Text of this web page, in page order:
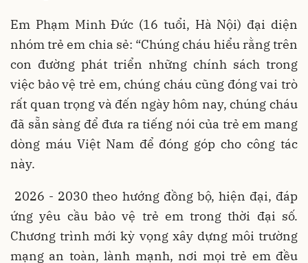
Em Phạm Minh Đức (16 tuổi, Hà Nội) đại diện
nhóm trẻ em chia sẻ: “Chúng cháu hiểu rằng trên
con đường phát triển những chính sách trong
việc bảo vệ trẻ em, chúng cháu cũng đóng vai trò
rất quan trọng và đến ngày hôm nay, chúng cháu
đã sẵn sàng để đưa ra tiếng nói của trẻ em mang
dòng máu Việt Nam để đóng góp cho công tác
này.
2026 - 2030 theo hướng đồng bộ, hiện đại, đáp
ứng yêu cầu bảo vệ trẻ em trong thời đại số.
Chương trình mới kỳ vọng xây dựng môi trường
mạng an toàn, lành mạnh, nơi mọi trẻ em đều